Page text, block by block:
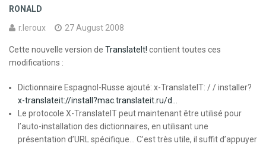
RONALD
r.leroux
27 August 2008
Cette nouvelle version de TranslateIt! contient toutes ces
modifications :
Dictionnaire Espagnol-Russe ajouté: x-TranslateIT: / / installer?
x-translateit://install?mac.translateit.ru/d…
Le protocole X-TranslateIT peut maintenant être utilisé pour
l’auto-installation des dictionnaires, en utilisant une
présentation d’URL spécifique… C’est très utile, il suffit d’appuyer